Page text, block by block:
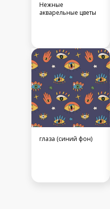
Нежные
акварельные цветы
глаза (синий фон)